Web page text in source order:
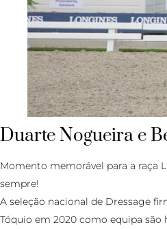
Duarte Nogueira e
Momento memorável para a raça
sempre!
A seleção nacional de Dressage
Tóquio em 2020 como equipa